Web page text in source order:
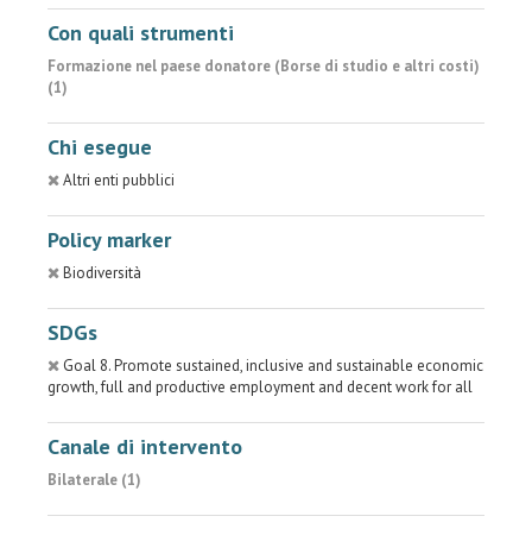
Con quali strumenti
Formazione nel paese donatore (Borse di studio e altri costi)
(1)
Chi esegue
Altri enti pubblici
Policy marker
Biodiversità
SDGs
Goal 8. Promote sustained, inclusive and sustainable economic
growth, full and productive employment and decent work for all
Canale di intervento
Bilaterale (1)